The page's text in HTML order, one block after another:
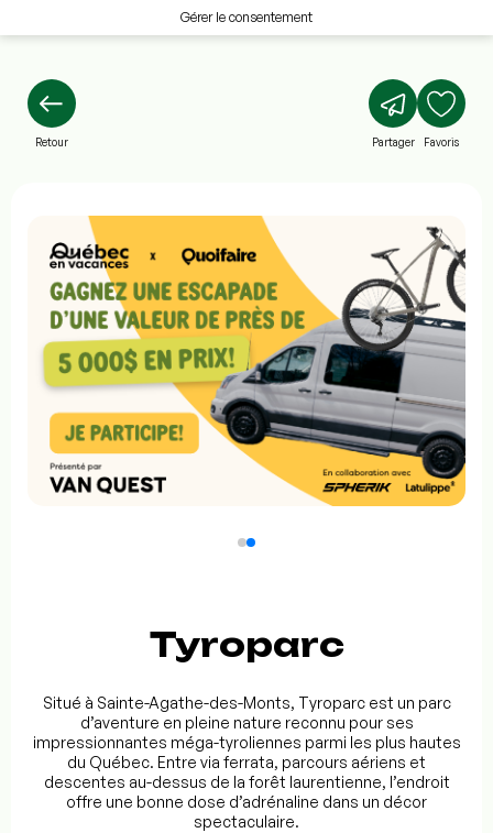
Gérer le consentement
Retour Partager Favoris
Tyroparc
Situé à Sainte-Agathe-des-Monts, Tyroparc est un parc
d’aventure en pleine nature reconnu pour ses
impressionnantes méga-tyroliennes parmi les plus hautes
du Québec. Entre via ferrata, parcours aériens et
descentes au-dessus de la forêt laurentienne, l’endroit
offre une bonne dose d’adrénaline dans un décor
spectaculaire.